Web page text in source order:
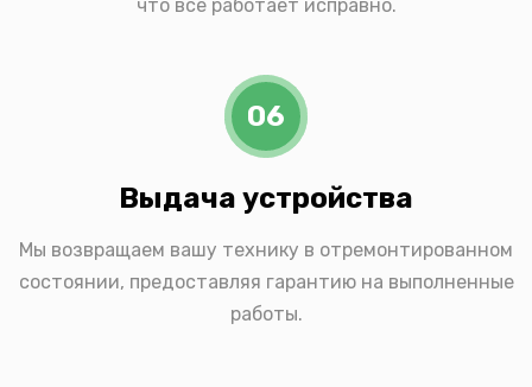
что все работает исправно.
06
Выдача устройства
Мы возвращаем вашу технику в отремонтированном
состоянии, предоставляя гарантию на выполненные
работы.